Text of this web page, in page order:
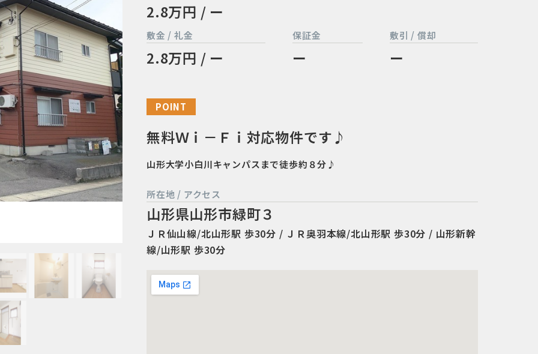
2.8万円 / ー
敷金 / 礼金
2.8万円 / ー
保証金
ー
敷引 / 償却
ー
POINT
無料Ｗｉ－Ｆｉ対応物件です♪
山形大学小白川キャンパスまで徒歩約８分♪
所在地 / アクセス
山形県山形市緑町３
ＪＲ仙山線/北山形駅 歩30分 / ＪＲ奥羽本線/北山形駅 歩30分 / 山形新幹
線/山形駅 歩30分